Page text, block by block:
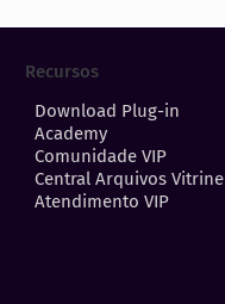
Recursos
Download Plug-in
Academy
Comunidade VIP
Central Arquivos Vitrine
Atendimento VIP